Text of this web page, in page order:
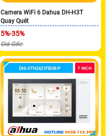
Camera WiFi 6 Dahua DH-H3T
Quay Quét
5%-35%
Giá Gốc: